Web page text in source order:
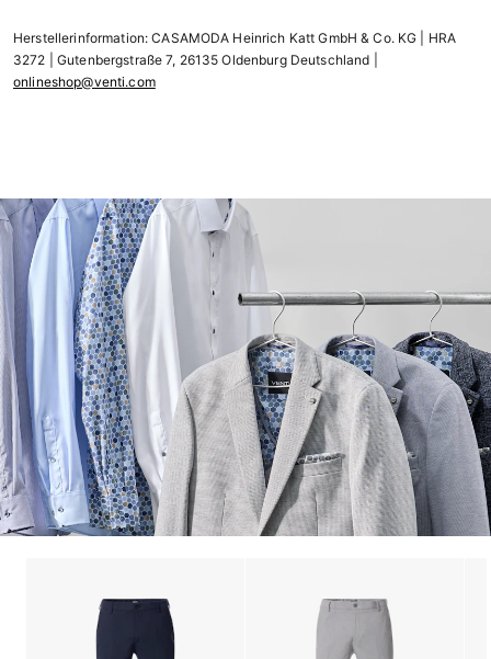
Herstellerinformation: CASAMODA Heinrich Katt GmbH & Co. KG | HRA
3272 | Gutenbergstraße 7, 26135 Oldenburg Deutschland |
onlineshop@venti.com